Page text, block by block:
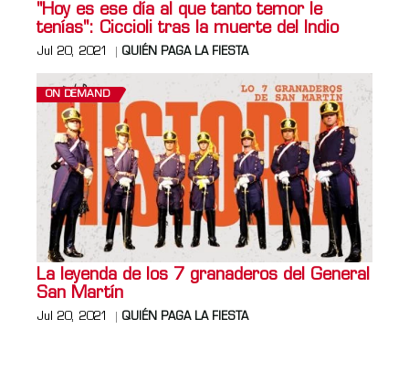
"Hoy es ese día al que tanto temor le
tenías": Ciccioli tras la muerte del Indio
Jul 20, 2021 QUIÉN PAGA LA FIESTA
ON DEMAND
La leyenda de los 7 granaderos del General
San Martín
Jul 20, 2021 QUIÉN PAGA LA FIESTA